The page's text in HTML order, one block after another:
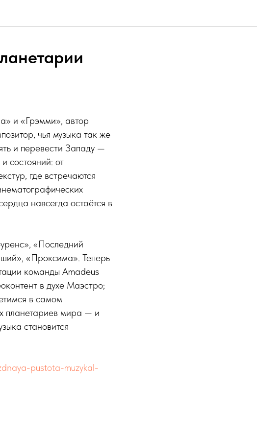
и «Грэмми», автор
чья музыка так же
и перевести Западу —
состояний: от
где встречаются
навсегда остаётся в
«Последний
«Проксима». Теперь
команды Amadeus
в духе Маэстро;
в самом
планетариев мира — и
становится
pustota-muzykal-